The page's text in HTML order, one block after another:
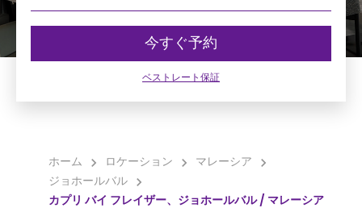
今すぐ予約
ベストレート保証
ホーム ロケーション
マレーシア
ジョホールバル
カプリ バイ フレイザー、ジョホールバル / マレーシア